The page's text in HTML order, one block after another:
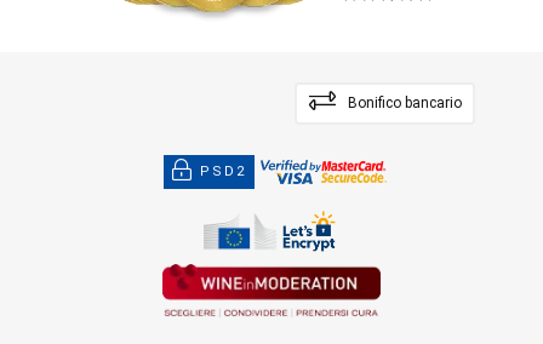
Bonifico bancario
PSD2